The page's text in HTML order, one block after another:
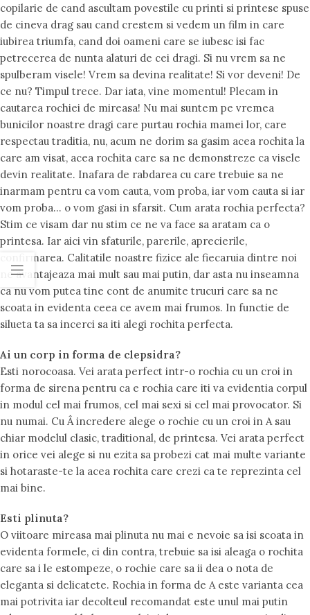
copilarie de cand ascultam povestile cu printi si printese spuse
de cineva drag sau cand crestem si vedem un film in care
iubirea triumfa, cand doi oameni care se iubesc isi fac
petrecerea de nunta alaturi de cei dragi. Si nu vrem sa ne
spulberam visele! Vrem sa devina realitate! Si vor deveni! De
ce nu? Timpul trece. Dar iata, vine momentul! Plecam in
cautarea rochiei de mireasa! Nu mai suntem pe vremea
bunicilor noastre dragi care purtau rochia mamei lor, care
respectau traditia, nu, acum ne dorim sa gasim acea rochita la
care am visat, acea rochita care sa ne demonstreze ca visele
devin realitate. Inafara de rabdarea cu care trebuie sa ne
inarmam pentru ca vom cauta, vom proba, iar vom cauta si iar
vom proba… o vom gasi in sfarsit. Cum arata rochia perfecta?
Stim ce visam dar nu stim ce ne va face sa aratam ca o
printesa. Iar aici vin sfaturile, parerile, aprecierile,
confirmarea. Calitatile noastre fizice ale fiecaruia dintre noi
ne avantajeaza mai mult sau mai putin, dar asta nu inseamna
ca nu vom putea tine cont de anumite trucuri care sa ne
scoata in evidenta ceea ce avem mai frumos. In functie de
silueta ta sa incerci sa iti alegi rochita perfecta.
Ai un corp in forma de clepsidra?
Esti norocoasa. Vei arata perfect intr-o rochia cu un croi in
forma de sirena pentru ca e rochia care iti va evidentia corpul
in modul cel mai frumos, cel mai sexi si cel mai provocator. Si
nu numai. Cu Â incredere alege o rochie cu un croi in A sau
chiar modelul clasic, traditional, de printesa. Vei arata perfect
in orice vei alege si nu ezita sa probezi cat mai multe variante
si hotaraste-te la acea rochita care crezi ca te reprezinta cel
mai bine.
Esti plinuta?
O viitoare mireasa mai plinuta nu mai e nevoie sa isi scoata in
evidenta formele, ci din contra, trebuie sa isi aleaga o rochita
care sa i le estompeze, o rochie care sa ii dea o nota de
eleganta si delicatete. Rochia in forma de A este varianta cea
mai potrivita iar decolteul recomandat este unul mai putin